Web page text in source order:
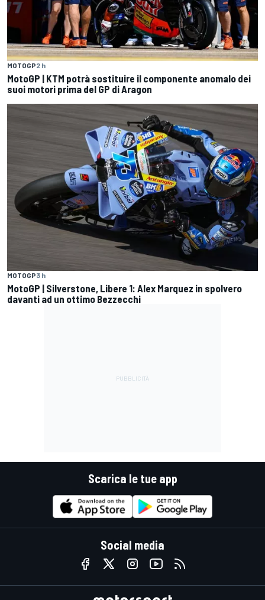
MOTOGP2 h
MotoGP | KTM potrà sostituire il componente anomalo dei
suoi motori prima del GP di Aragon
MOTOGP3 h
MotoGP | Silverstone, Libere 1: Alex Marquez in spolvero
davanti ad un ottimo Bezzecchi
Scarica le tue app
Social media